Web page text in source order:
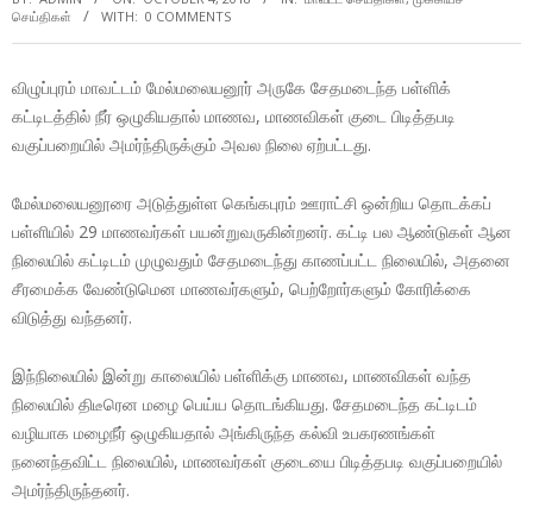
செய்திகள்
WITH: 0 COMMENTS
விழுப்புரம் மாவட்டம் மேல்மலையனூர் அருகே சேதமடைந்த பள்ளிக்
கட்டிடத்தில் நீர் ஒழுகியதால் மாணவ, மாணவிகள் குடை பிடித்தபடி
வகுப்பறையில் அமர்ந்திருக்கும் அவல நிலை ஏற்பட்டது.
மேல்மலையனூரை அடுத்துள்ள கெங்கபுரம் ஊராட்சி ஒன்றிய தொடக்கப்
பள்ளியில் 29 மாணவர்கள் பயன்றுவருகின்றனர். கட்டி பல ஆண்டுகள் ஆன
நிலையில் கட்டிடம் முழுவதும் சேதமடைந்து காணப்பட்ட நிலையில், அதனை
சீரமைக்க வேண்டுமென மாணவர்களும், பெற்றோர்களும் கோரிக்கை
விடுத்து வந்தனர்.
இந்நிலையில் இன்று காலையில் பள்ளிக்கு மாணவ, மாணவிகள் வந்த
நிலையில் திடீரென மழை பெய்ய தொடங்கியது. சேதமடைந்த கட்டிடம்
வழியாக மழைநீர் ஒழுகியதால் அங்கிருந்த கல்வி உபகரணங்கள்
நனைந்தவிட்ட நிலையில், மாணவர்கள் குடையை பிடித்தபடி வகுப்பறையில்
அமர்ந்திருந்தனர்.